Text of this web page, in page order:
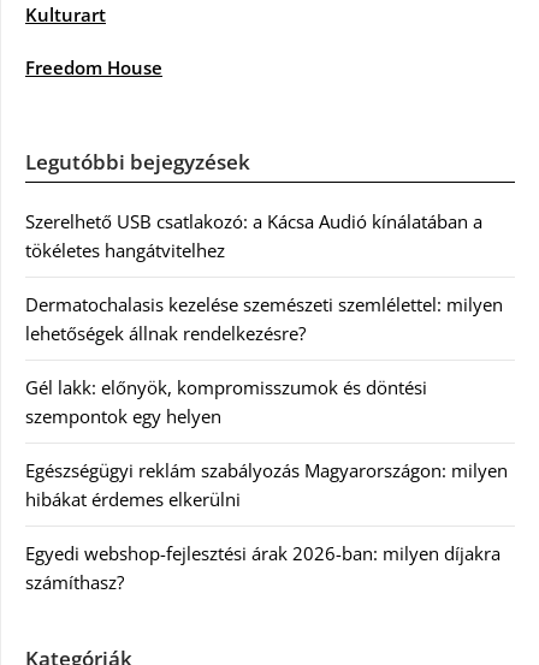
Kulturart
Freedom House
Legutóbbi bejegyzések
Szerelhető USB csatlakozó: a Kácsa Audió kínálatában a
tökéletes hangátvitelhez
Dermatochalasis kezelése szemészeti szemlélettel: milyen
lehetőségek állnak rendelkezésre?
Gél lakk: előnyök, kompromisszumok és döntési
szempontok egy helyen
Egészségügyi reklám szabályozás Magyarországon: milyen
hibákat érdemes elkerülni
Egyedi webshop-fejlesztési árak 2026-ban: milyen díjakra
számíthasz?
Kategóriák